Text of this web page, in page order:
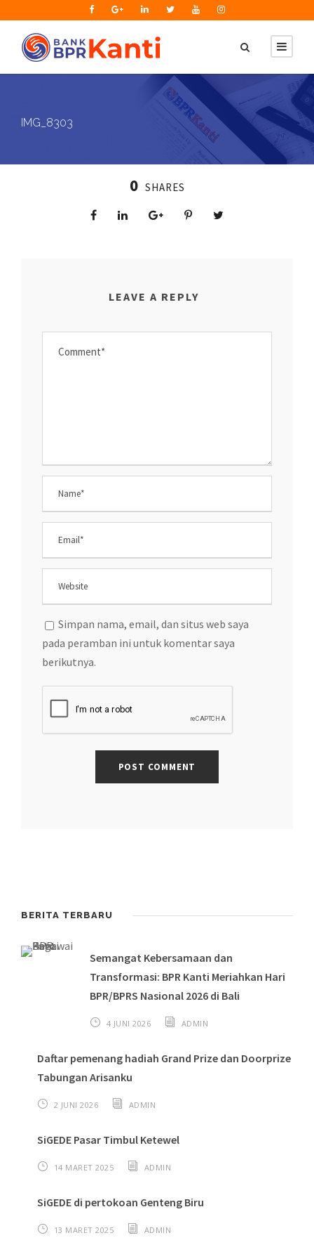
IMG_8303
0 SHARES
LEAVE A REPLY
Simpan nama, email, dan situs web saya
pada peramban ini untuk komentar saya
berikutnya.
BERITA TERBARU
Semangat Kebersamaan dan
Transformasi: BPR Kanti Meriahkan Hari
BPR/BPRS Nasional 2026 di Bali
4 JUNI 2026 ADMIN
Daftar pemenang hadiah Grand Prize dan Doorprize
Tabungan Arisanku
2 JUNI 2026 ADMIN
SiGEDE Pasar Timbul Ketewel
14 MARET 2025 ADMIN
SiGEDE di pertokoan Genteng Biru
13 MARET 2025 ADMIN